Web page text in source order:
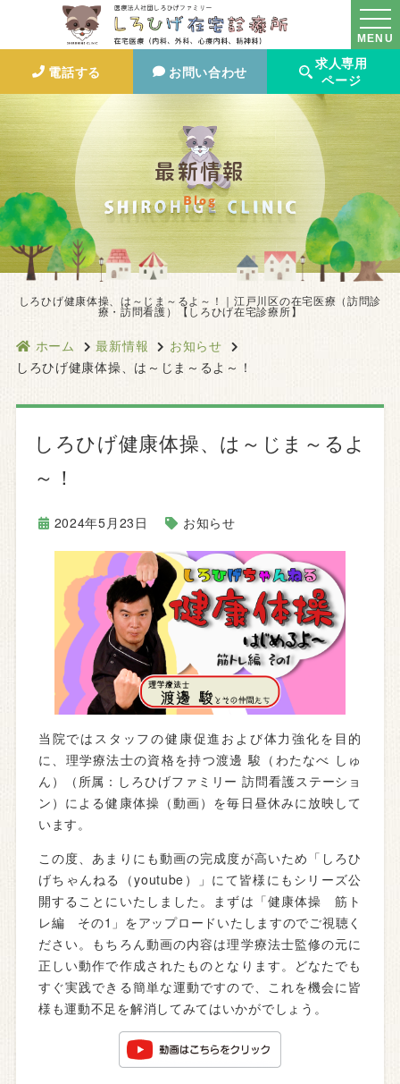
MENU
電話する お問い合わせ
求人専用
ページ
最新情報
Blog
しろひげ健康体操、は～じま～るよ～！｜江戸川区の在宅医療（訪問診
療・訪問看護）【しろひげ在宅診療所】
ホーム 最新情報
お知らせ
しろひげ健康体操、は～じま～るよ～！
しろひげ健康体操、は～じま～るよ
～！
2024年5月23日 お知らせ
当院ではスタッフの健康促進および体力強化を目的
に、理学療法士の資格を持つ渡邊 駿（わたなべ しゅ
ん）（所属：しろひげファミリー 訪問看護ステーショ
ン）による健康体操（動画）を毎日昼休みに放映して
います。
この度、あまりにも動画の完成度が高いため「しろひ
げちゃんねる（youtube）」にて皆様にもシリーズ公
開することにいたしました。まずは「健康体操 筋ト
レ編 その1」をアップロードいたしますのでご視聴く
ださい。もちろん動画の内容は理学療法士監修の元に
正しい動作で作成されたものとなります。どなたでも
すぐ実践できる簡単な運動ですので、これを機会に皆
様も運動不足を解消してみてはいかがでしょう。